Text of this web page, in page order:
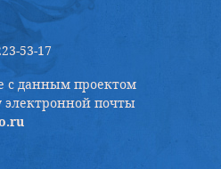
53-17
с данным проектом
электронной почты